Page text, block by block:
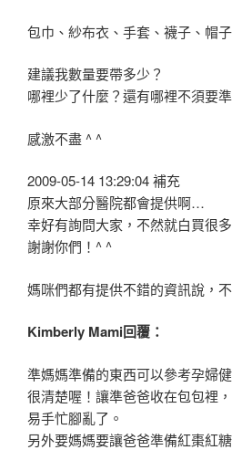
包巾、紗布衣、手套、襪子、帽子
建議我數量要帶多少？
哪裡少了什麼？還有哪裡不須要
感激不盡 ^ ^
2009-05-14 13:29:04 補充
原來大部分醫院都會提供啊…
幸好有詢問大家，不然就白買很多
謝謝你們！^ ^
媽咪們都有提供不錯的資訊說，
Kimberly Mami回覆：
準媽媽準備的東西可以參考孕婦
很清楚喔！讓準爸爸收在包包裡
易手忙腳亂了。
另外要媽媽要讓爸爸準備紅棗紅